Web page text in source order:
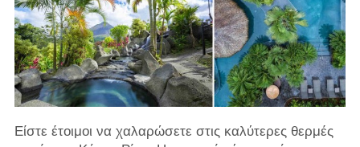
Είστε έτοιμοι να χαλαρώσετε στις καλύτερες θερμές